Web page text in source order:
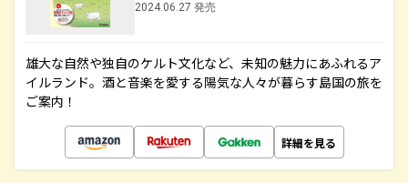
2024.06.27 発売
雄大な自然や独自のケルト文化など、未知の魅力にあふれるア
イルランド。酒と音楽を愛する陽気な人々が暮らす島国の旅を
ご案内！
詳細を見る